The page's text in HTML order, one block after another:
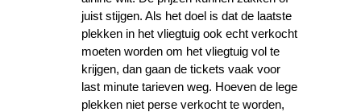
juist stijgen. Als het doel is dat de laatste
plekken in het vliegtuig ook echt verkocht
moeten worden om het vliegtuig vol te
krijgen, dan gaan de tickets vaak voor
last minute tarieven weg. Hoeven de lege
plekken niet perse verkocht te worden,